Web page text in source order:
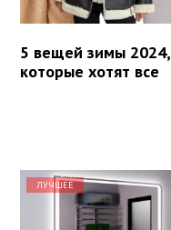
5 вещей зимы 2024,
которые хотят все
ЛУЧШЕЕ